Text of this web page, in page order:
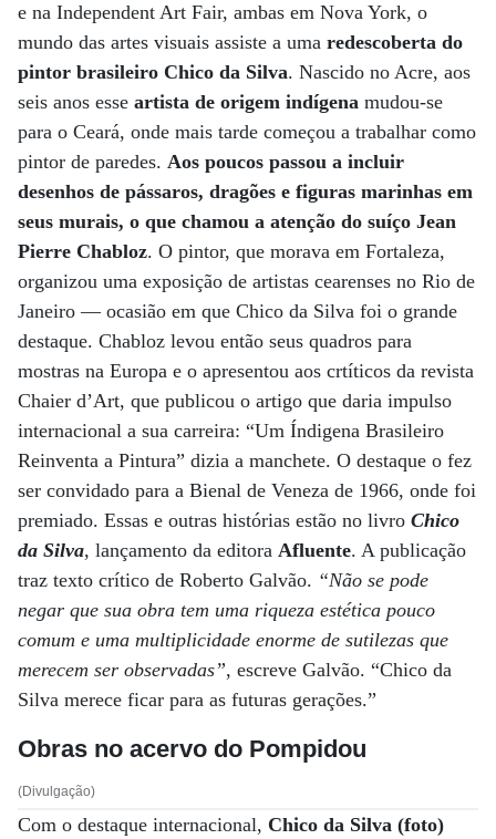
e na Independent Art Fair, ambas em Nova York, o
mundo das artes visuais assiste a uma redescoberta do
pintor brasileiro Chico da Silva. Nascido no Acre, aos
seis anos esse artista de origem indígena mudou-se
para o Ceará, onde mais tarde começou a trabalhar como
pintor de paredes. Aos poucos passou a incluir
desenhos de pássaros, dragões e figuras marinhas em
seus murais, o que chamou a atenção do suíço Jean
Pierre Chabloz. O pintor, que morava em Fortaleza,
organizou uma exposição de artistas cearenses no Rio de
Janeiro — ocasião em que Chico da Silva foi o grande
destaque. Chabloz levou então seus quadros para
mostras na Europa e o apresentou aos crtíticos da revista
Chaier d’Art, que publicou o artigo que daria impulso
internacional a sua carreira: “Um Índigena Brasileiro
Reinventa a Pintura” dizia a manchete. O destaque o fez
ser convidado para a Bienal de Veneza de 1966, onde foi
premiado. Essas e outras histórias estão no livro Chico
da Silva, lançamento da editora Afluente. A publicação
traz texto crítico de Roberto Galvão. “Não se pode
negar que sua obra tem uma riqueza estética pouco
comum e uma multiplicidade enorme de sutilezas que
merecem ser observadas”, escreve Galvão. “Chico da
Silva merece ficar para as futuras gerações.”
Obras no acervo do Pompidou
(Divulgação)
Com o destaque internacional, Chico da Silva (foto)